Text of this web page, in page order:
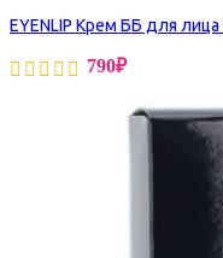
EYENLIP Крем ББ для
790₽